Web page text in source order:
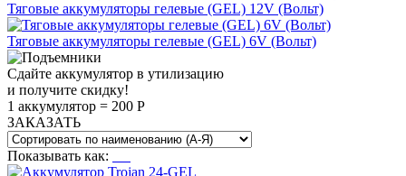
Тяговые аккумуляторы гелевые (GEL) 12V (Вольт)
Тяговые аккумуляторы гелевые (GEL) 6V (Вольт)
Сдайте аккумулятор в утилизацию
и получите скидку!
1 аккумулятор = 200 Р
ЗАКАЗАТЬ
Показывать как: